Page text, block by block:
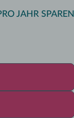
JAHR SPAREN